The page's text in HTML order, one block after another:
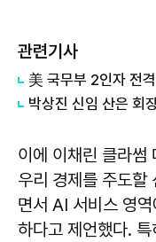
관련기사
美 국무부 2인자 전
이에 이채린 클라썸
우리 경제를 주도할
면서 AI 서비스 영
하다고 제언했다.